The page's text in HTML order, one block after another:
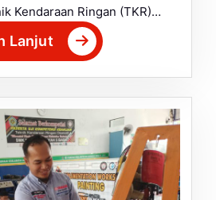
Kendaraan Ringan (TKR)…
Lanjut